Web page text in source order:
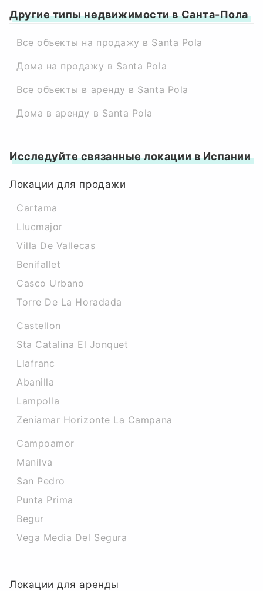
Другие типы недвижимости в Санта-Пола
Все объекты на продажу в Santa Pola
Дома на продажу в Santa Pola
Все объекты в аренду в Santa Pola
Дома в аренду в Santa Pola
Исследуйте связанные локации в Испании
Локации для продажи
Cartama
Llucmajor
Villa De Vallecas
Benifallet
Casco Urbano
Torre De La Horadada
Castellon
Sta Catalina El Jonquet
Llafranc
Abanilla
Lampolla
Zeniamar Horizonte La Campana
Campoamor
Manilva
San Pedro
Punta Prima
Begur
Vega Media Del Segura
Локации для аренды